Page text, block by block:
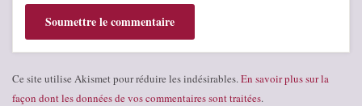
Ce site utilise Akismet pour réduire les indésirables. En savoir plus sur la
façon dont les données de vos commentaires sont traitées.